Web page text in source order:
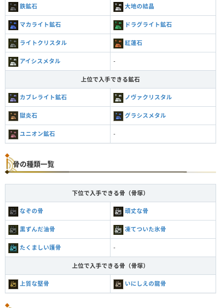
鉄鉱石 大地の結晶
マカライト鉱石 ドラグライト鉱石
ライトクリスタル 紅蓮石
アイシスメタル -
上位で入手できる鉱石
カブレライト鉱石 ノヴァクリスタル
獄炎石 グラシスメタル
ユニオン鉱石 -
骨の種類一覧
下位で入手できる骨（骨塚）
なぞの骨 頑丈な骨
黒ずんだ油骨 凍てついた氷骨
たくましい護骨 -
上位で入手できる骨（骨塚）
上質な堅骨 いにしえの龍骨